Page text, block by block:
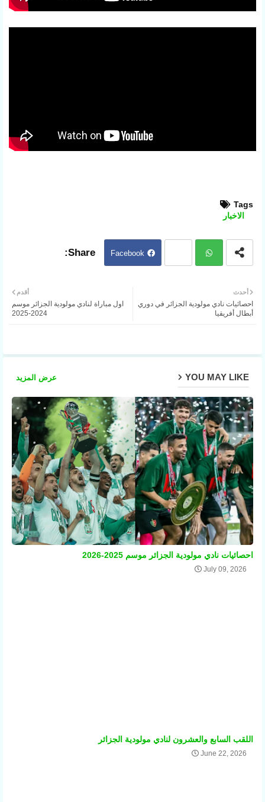
Tags
الاخبار
Facebook
atsa
أحدث
احصائيات نادي مولودية الجزائر في دوري
أبطال أفريقيا
أقدم
اول مباراة لنادي مولودية الجزائر موسم
2024-2025
YOU MAY LIKE عرض المزيد
احصائيات نادي مولودية الجزائر موسم 2025-2026
July 09, 2026
اللقب السابع والعشرون لنادي مولودية الجزائر
June 22, 2026